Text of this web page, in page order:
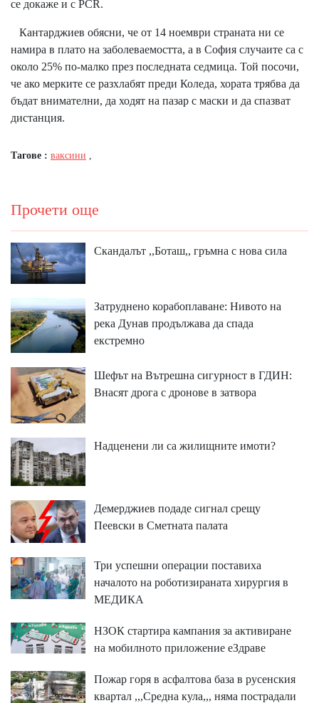
се докаже и с PCR.
Кантарджиев обясни, че от 14 ноември страната ни се
намира в плато на заболеваемостта, а в София случаите са с
около 25% по-малко през последната седмица. Той посочи,
че ако мерките се разхлабят преди Коледа, хората трябва да
бъдат внимателни, да ходят на пазар с маски и да спазват
дистанция.
Тагове : ваксини
Прочети още
Скандалът ,,Боташ,, гръмна с нова сила
Затруднено корабоплаване: Нивото на
река Дунав продължава да спада
екстремно
Шефът на Вътрешна сигурност в ГДИН:
Внасят дрога с дронове в затвора
Надценени ли са жилищните имоти?
Демерджиев подаде сигнал срещу
Пеевски в Сметната палата
Три успешни операции поставиха
началото на роботизираната хирургия в
МЕДИКА
НЗОК стартира кампания за активиране
на мобилното приложение еЗдраве
Пожар горя в асфалтова база в русенския
квартал ,,,Средна кула,,, няма пострадали